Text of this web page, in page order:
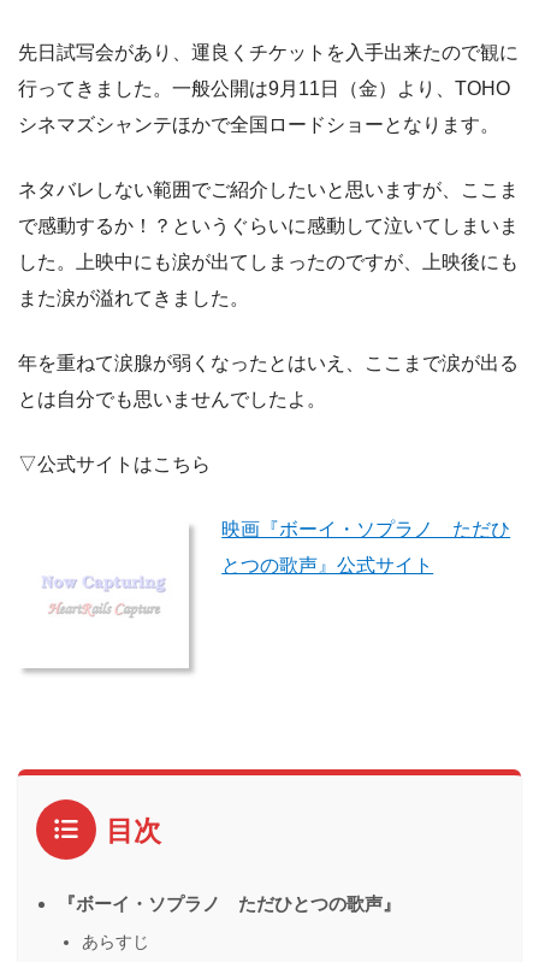
先日試写会があり、運良くチケットを入手出来たので観に
行ってきました。一般公開は9月11日（金）より、TOHO
シネマズシャンテほかで全国ロードショーとなります。
ネタバレしない範囲でご紹介したいと思いますが、ここま
で感動するか！？というぐらいに感動して泣いてしまいま
した。上映中にも涙が出てしまったのですが、上映後にも
また涙が溢れてきました。
年を重ねて涙腺が弱くなったとはいえ、ここまで涙が出る
とは自分でも思いませんでしたよ。
▽公式サイトはこちら
映画『ボーイ・ソプラノ ただひ
とつの歌声』公式サイト
目次
『ボーイ・ソプラノ ただひとつの歌声』
あらすじ